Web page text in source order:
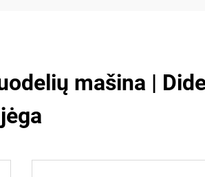
mašina |
jėga